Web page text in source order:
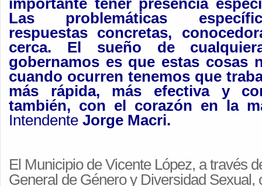
importante tener presencia
Las problemáticas
respuestas concretas,
cerca. El sueño de
gobernamos es que estas cosas
cuando ocurren tenemos que
más rápida, más efectiva y
también, con el corazón en la
Intendente Jorge Macri.
El Municipio de Vicente López, a través
General de Género y Diversidad Sexual,